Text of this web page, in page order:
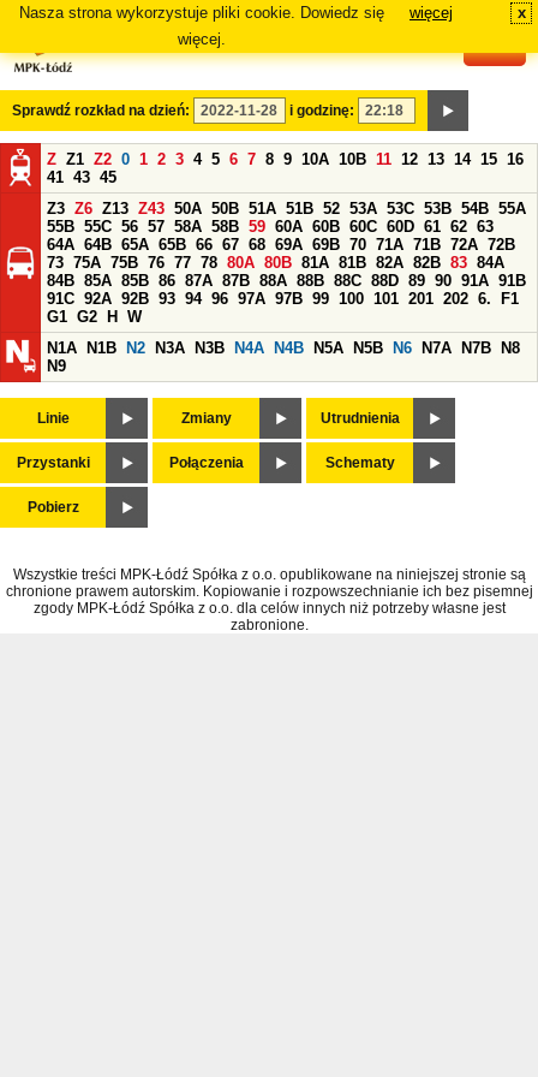
Nasza strona wykorzystuje pliki cookie. Dowiedz się
więcej.
więcej x
Sprawdź rozkład na dzień: i godzinę:
Z Z1 Z2 0 1 2 3 4 5 6 7 8 9 10A 10B 11 12 13 14 15 16
41 43 45
Z3 Z6 Z13 Z43 50A 50B 51A 51B 52 53A 53C 53B 54B 55A
55B 55C 56 57 58A 58B 59 60A 60B 60C 60D 61 62 63
64A 64B 65A 65B 66 67 68 69A 69B 70 71A 71B 72A 72B
73 75A 75B 76 77 78 80A 80B 81A 81B 82A 82B 83 84A
84B 85A 85B 86 87A 87B 88A 88B 88C 88D 89 90 91A 91B
91C 92A 92B 93 94 96 97A 97B 99 100 101 201 202 6.
F1
G1 G2 H
W
N1A
N1B N2 N3A N3B N4A N4B N5A N5B N6 N7A N7B
N8
N9
Linie Zmiany Utrudnienia
Przystanki Połączenia Schematy
Pobierz
Wszystkie treści MPK-Łódź Spółka z o.o. opublikowane na niniejszej stronie są
chronione prawem autorskim. Kopiowanie i rozpowszechnianie ich bez pisemnej
zgody MPK-Łódź Spółka z o.o. dla celów innych niż potrzeby własne jest
zabronione.